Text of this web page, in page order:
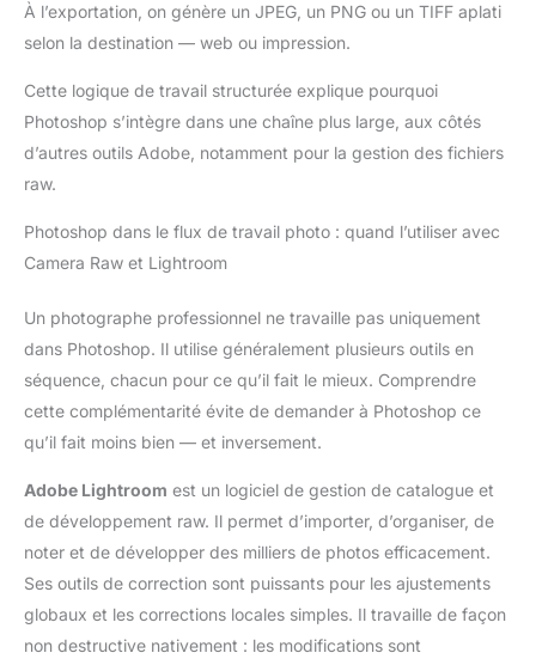
À l’exportation, on génère un JPEG, un PNG ou un TIFF aplati
selon la destination — web ou impression.
Cette logique de travail structurée explique pourquoi
Photoshop s’intègre dans une chaîne plus large, aux côtés
d’autres outils Adobe, notamment pour la gestion des fichiers
raw.
Photoshop dans le flux de travail photo : quand l’utiliser avec
Camera Raw et Lightroom
Un photographe professionnel ne travaille pas uniquement
dans Photoshop. Il utilise généralement plusieurs outils en
séquence, chacun pour ce qu’il fait le mieux. Comprendre
cette complémentarité évite de demander à Photoshop ce
qu’il fait moins bien — et inversement.
Adobe Lightroom est un logiciel de gestion de catalogue et
de développement raw. Il permet d’importer, d’organiser, de
noter et de développer des milliers de photos efficacement.
Ses outils de correction sont puissants pour les ajustements
globaux et les corrections locales simples. Il travaille de façon
non destructive nativement : les modifications sont